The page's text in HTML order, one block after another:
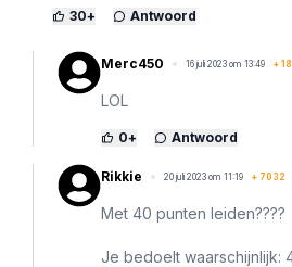
30+ Antwoord
Merc450 16 juli 2023 om 13:49 + 18
LOL
0+ Antwoord
Rikkie 20 juli 2023 om 11:19 + 7032
Met 40 punten leiden????
Je bedoelt waarschijnlijk: